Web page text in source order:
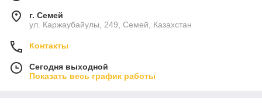
г. Семей
ул. Каржаубайулы, 249, Семей, Казахстан
Контакты
Сегодня выходной
Показать весь график работы